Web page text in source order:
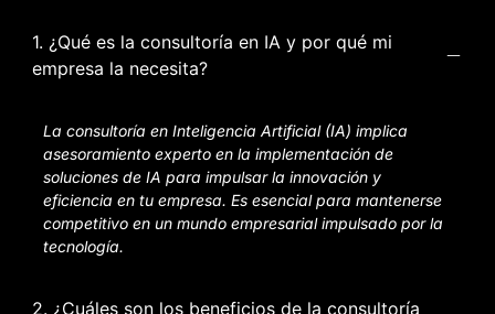
1. ¿Qué es la consultoría en IA y por qué mi
empresa la necesita?
La consultoría en Inteligencia Artificial (IA) implica
asesoramiento experto en la implementación de
soluciones de IA para impulsar la innovación y
eficiencia en tu empresa. Es esencial para mantenerse
competitivo en un mundo empresarial impulsado por la
tecnología.
2. ¿Cuáles son los beneficios de la consultoría